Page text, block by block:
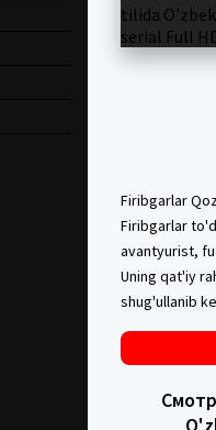
Firibgarlar
Firibgarlar
avantyurist,
Uning qat'iy
shug'ullanib